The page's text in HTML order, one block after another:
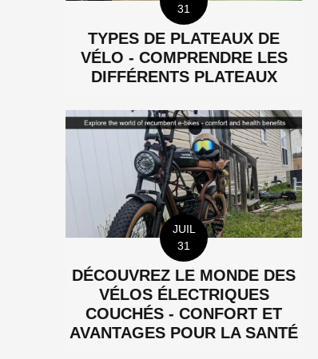
31
TYPES DE PLATEAUX DE
VÉLO - COMPRENDRE LES
DIFFÉRENTS PLATEAUX
JUIL
31
DÉCOUVREZ LE MONDE DES
VÉLOS ÉLECTRIQUES
COUCHÉS - CONFORT ET
AVANTAGES POUR LA SANTÉ